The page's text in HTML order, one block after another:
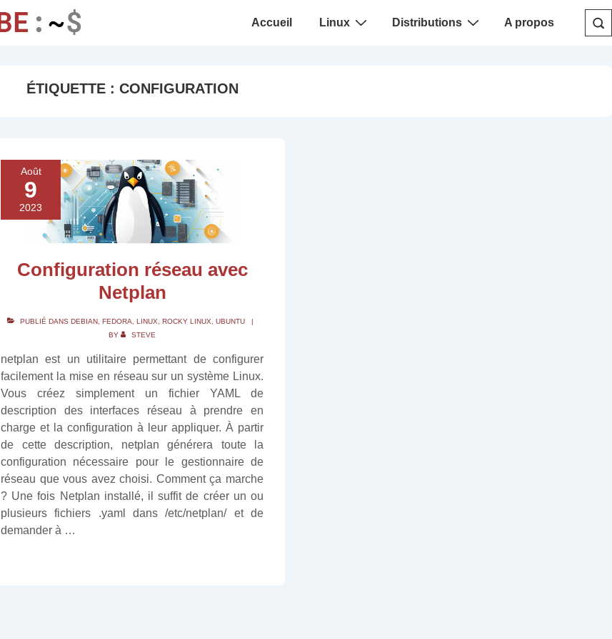
Accueil Linux Distributions A propos
ÉTIQUETTE : CONFIGURATION
Août
9
2023
Configuration réseau avec
Netplan
PUBLIÉ DANS DEBIAN, FEDORA LINUX ROCKY LINUX
UBUNTU
BY
STEVE
netplan est un utilitaire permettant de configurer
facilement la mise en réseau sur un système Linux.
Vous créez simplement un fichier YAML de
description des interfaces réseau à prendre en
charge et la configuration à leur appliquer. À partir
de cette description, netplan générera toute la
configuration nécessaire pour le gestionnaire de
réseau que vous avez choisi. Comment ça marche
? Une fois Netplan installé, il suffit de créer un ou
plusieurs fichiers .yaml dans /etc/netplan/ et de
demander à …